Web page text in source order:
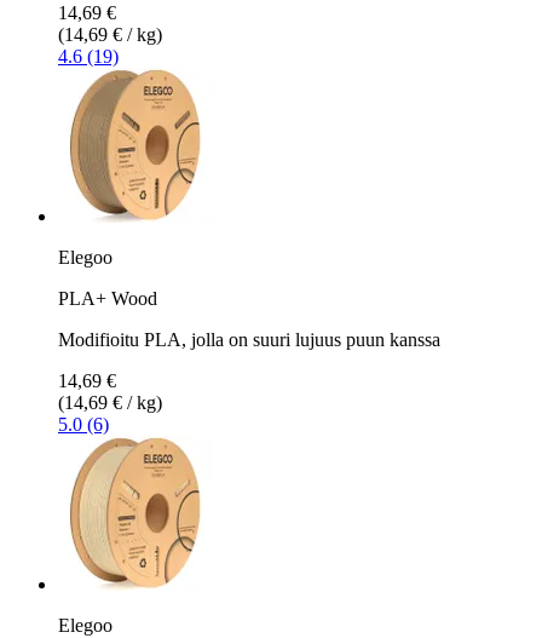
14,69 €
(14,69 € / kg)
4.6 (19)
Elegoo
PLA+ Wood
Modifioitu PLA, jolla on suuri lujuus puun kanssa
14,69 €
(14,69 € / kg)
5.0 (6)
Elegoo